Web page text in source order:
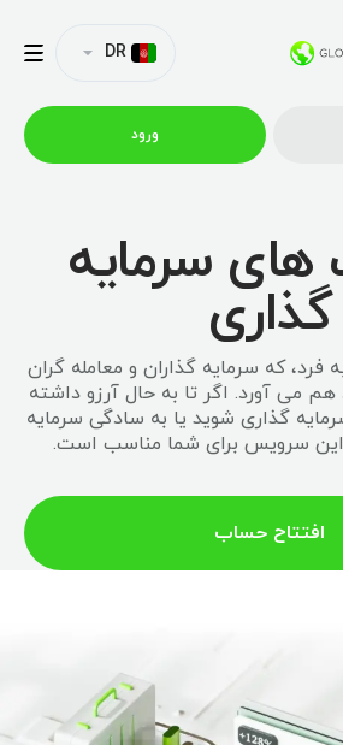
DR
ورود
سرمایه
گذاری
که سرمایه گذاران و معامله گران
هم می آورد. اگر تا به حال آرزو داشته
گذاری شوید یا به سادگی سرمایه
سرویس برای شما مناسب است.
افتتاح حساب